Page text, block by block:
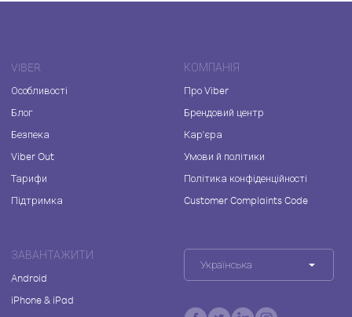
VIBER
Особливості
Блог
Безпека
Viber Out
Тарифи
Підтримка
КОМПАНІЯ
Про Viber
Брендовий центр
Кар'єра
Умови й політики
Політика конфіденційності
Customer Complaints Code
ЗАВАНТАЖИТИ
Android
iPhone & iPad
Українська